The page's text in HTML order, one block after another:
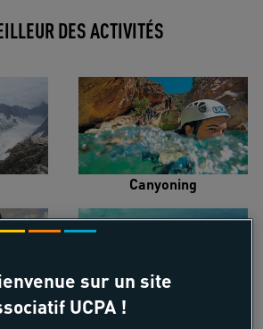
DES ACTIVITÉS
Canyoning
Kayak de mer
sur un site
UCPA !